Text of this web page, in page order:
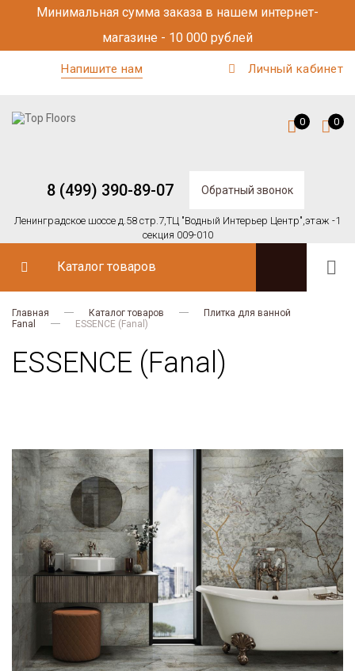
Минимальная сумма заказа в нашем интернет-
магазине - 10 000 рублей
Напишите нам Личный кабинет
8 (499) 390-89-07 Обратный звонок
Ленинградское шоссе д.58 стр.7,ТЦ "Водный Интерьер Центр",этаж -1
секция 009-010
0 0
Каталог товаров
Главная Каталог товаров
Плитка для ванной
Fanal
ESSENCE (Fanal)
ESSENCE (Fanal)